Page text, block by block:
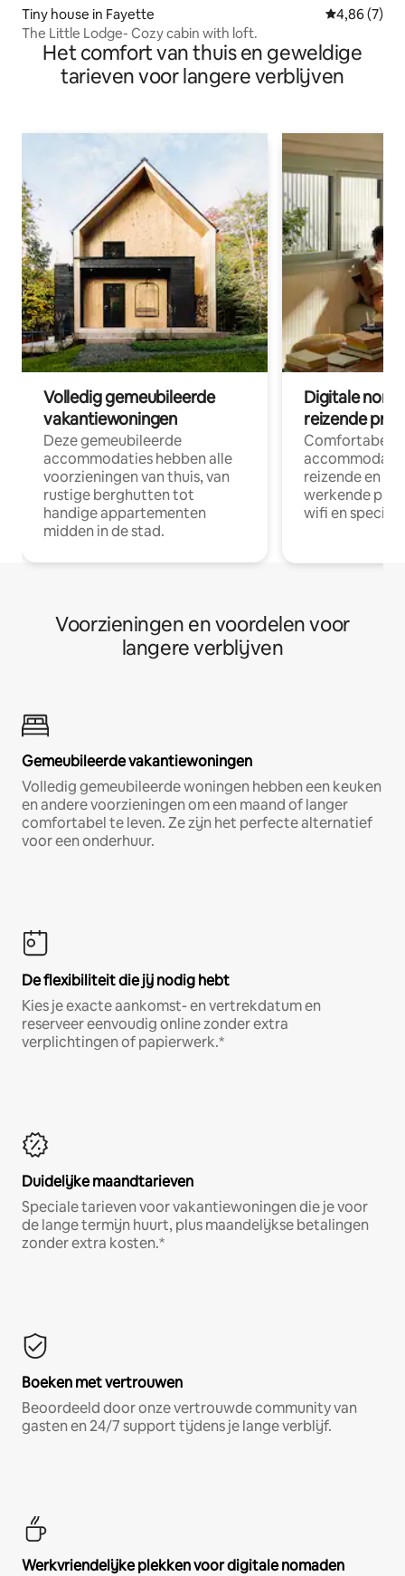
Tiny house in Fayette Gemiddelde
4,86 (7)
The Little Lodge- Cozy cabin with loft.
Het comfort van thuis en geweldige
tarieven voor langere verblijven
Volledig gemeubileerde
vakantiewoningen
Deze gemeubileerde
accommodaties hebben alle
voorzieningen van thuis, van
rustige berghutten tot
handige appartementen
midden in de stad.
Digitale
reizende
Comfortabele
reizende en
werkende
wifi en
Voorzieningen en voordelen voor
langere verblijven
Gemeubileerde vakantiewoningen
Volledig gemeubileerde woningen hebben een keuken
en andere voorzieningen om een maand of langer
comfortabel te leven. Ze zijn het perfecte alternatief
voor een onderhuur.
De flexibiliteit die jij nodig hebt
Kies je exacte aankomst- en vertrekdatum en
reserveer eenvoudig online zonder extra
verplichtingen of papierwerk.*
Duidelijke maandtarieven
Speciale tarieven voor vakantiewoningen die je voor
de lange termijn huurt, plus maandelijkse betalingen
zonder extra kosten.*
Boeken met vertrouwen
Beoordeeld door onze vertrouwde community van
gasten en 24/7 support tijdens je lange verblijf.
Werkvriendelijke plekken voor digitale nomaden